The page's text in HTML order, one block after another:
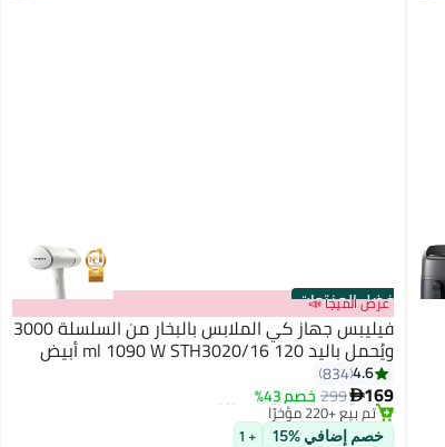
أفضل المنتجات
عرض الميجا 📣
فيليبس جهاز كي الملابس بالبخار من السلسلة 3000
ويُحمل باليد 120 ml 1090 W STH3020/16 أبيض
4.6
834
169
299خصم 43%
#2 في كاويات بخار للملابس
باقي 9 وحدات في المخزون
تم بيع +220 مؤخرًا
#2 في كاويات بخار للملابس
خصم إضافي %15 + 1